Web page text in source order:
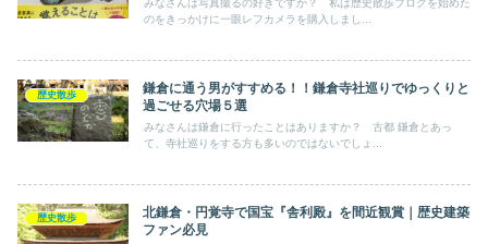
みなさんは写真撮るの好きですか？ 私は歴史散歩ブログを始めた
のをきっかけに一眼レフカメラを購入しまし...
歴史散歩
鎌倉に通う男がすすめる！！鎌倉寺社巡りでゆっくりと
過ごせる穴場５選
みなさんは鎌倉に行ったことはありますか？ 古都 鎌倉とあっ
て、寺社巡りをする方も多いのではないでしょ...
歴史散歩
北鎌倉・円覚寺で国宝『舎利殿』を間近観賞｜歴史建築
ファン必見